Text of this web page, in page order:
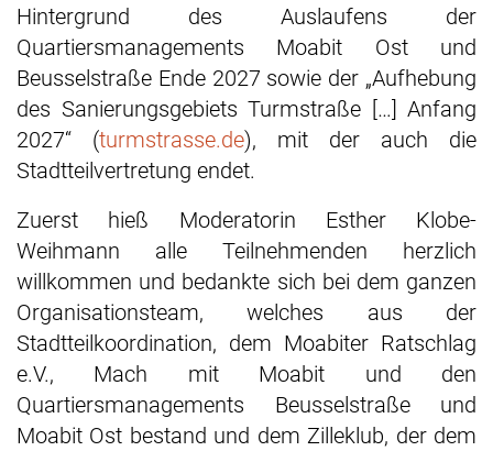
Hintergrund des Auslaufens der
Quartiersmanagements Moabit Ost und
Beusselstraße Ende 2027 sowie der „Aufhebung
des Sanierungsgebiets Turmstraße […] Anfang
2027“ (turmstrasse.de), mit der auch die
Stadtteilvertretung endet.
Zuerst hieß Moderatorin Esther Klobe-
Weihmann alle Teilnehmenden herzlich
willkommen und bedankte sich bei dem ganzen
Organisationsteam, welches aus der
Stadtteilkoordination, dem Moabiter Ratschlag
e.V., Mach mit Moabit und den
Quartiersmanagements Beusselstraße und
Moabit Ost bestand und dem Zilleklub, der dem